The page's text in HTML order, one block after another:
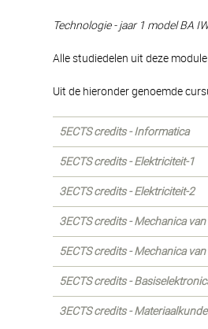
Technologie - jaar 1 model BA
Alle studiedelen uit deze
Uit de hieronder genoemde
5ECTS credits - Informatica
5ECTS credits - Elektriciteit-1
3ECTS credits - Elektriciteit-2
3ECTS credits - Mechanica
5ECTS credits - Mechanica
5ECTS credits -
3ECTS credits - Materiaalkunde